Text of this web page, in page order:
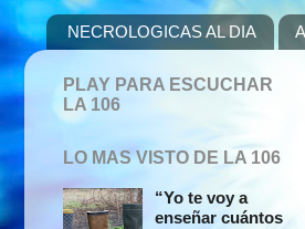
NECROLOGICAS AL DIA
PLAY PARA ESCUCHAR
LA 106
LO MAS VISTO DE LA 106
“Yo te voy a
enseñar cuántos